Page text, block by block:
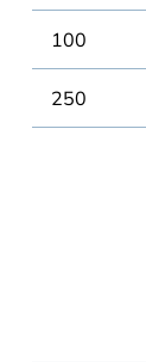
100
250